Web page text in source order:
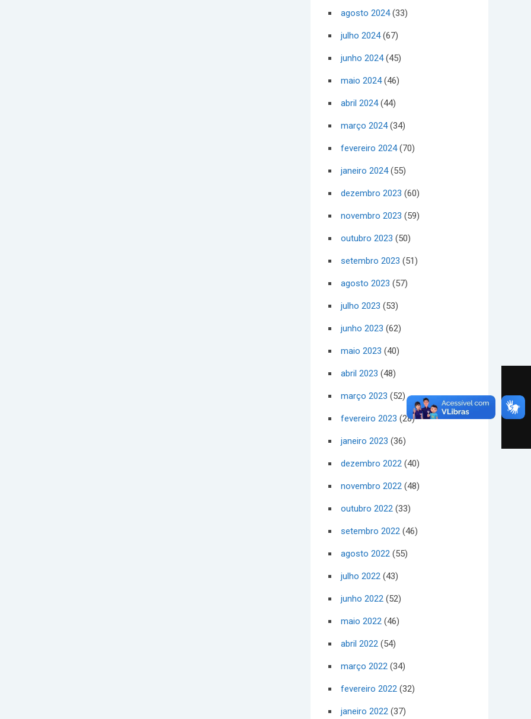
agosto 2024(33)
julho 2024(67)
junho 2024(45)
maio 2024(46)
abril 2024(44)
março 2024(34)
fevereiro 2024(70)
janeiro 2024(55)
dezembro 2023 (60)
novembro 2023 (59)
outubro 2023 (50)
setembro 2023 (51)
agosto 2023 (57)
julho 2023 (53)
junho 2023 (62)
maio 2023 (40)
abril 2023 (48)
março 2023 (52)
fevereiro 2023 (28)
janeiro 2023 (36)
dezembro 2022 (40)
novembro 2022 (48)
outubro 2022 (33)
setembro 2022 (46)
agosto 2022 (55)
julho 2022 (43)
junho 2022 (52)
maio 2022 (46)
abril 2022 (54)
março 2022 (34)
fevereiro 2022 (32)
janeiro 2022 (37)